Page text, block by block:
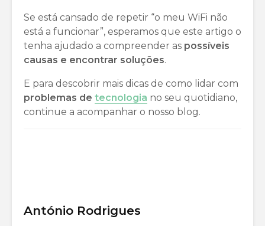
Se está cansado de repetir “o meu WiFi não
está a funcionar”, esperamos que este artigo o
tenha ajudado a compreender as possíveis
causas e encontrar soluções.
E para descobrir mais dicas de como lidar com
problemas de tecnologia no seu quotidiano,
continue a acompanhar o nosso blog.
António Rodrigues